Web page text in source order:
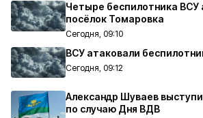
Четыре беспилотника ВСУ
посёлок Томаровка
Сегодня, 09:10
ВСУ атаковали
Сегодня, 09:12
Александр Шуваев
по случаю Дня ВДВ